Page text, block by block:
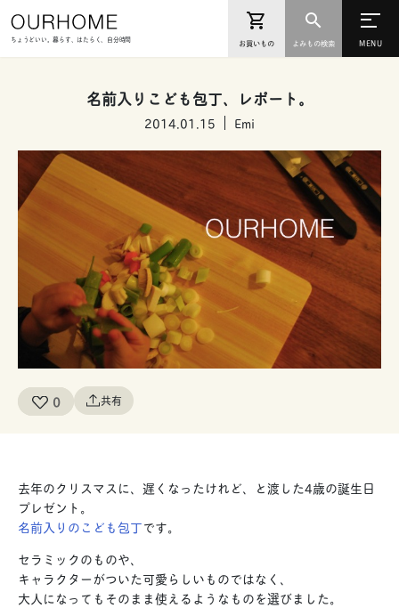
ちょうどいい。暮らす、はたらく、自分時間
名前入りこども包丁、レポート。
2014.01.15 Emi
0 共有
去年のクリスマスに、遅くなったけれど、と渡した4歳の誕生日
プレゼント。
名前入りのこども包丁です。
セラミックのものや、
キャラクターがついた可愛らしいものではなく、
大人になってもそのまま使えるようなものを選びました。
お買いもの よみもの検索